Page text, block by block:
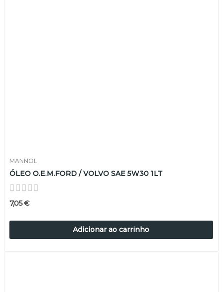
MANNOL
ÓLEO O.E.M.FORD / VOLVO SAE 5W30 1LT
7,05 €
Adicionar ao carrinho